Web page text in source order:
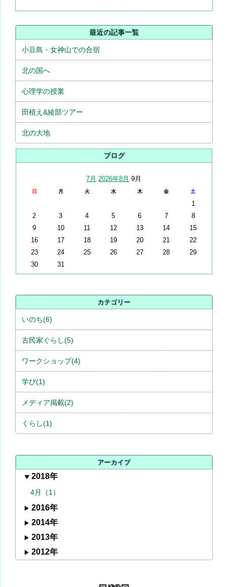
最近の記事一覧
小豆島・女神山での合宿
北の国へ
心理学の授業
田植え&綾部ツアー
北の大地
ブログ
7月 2026年8月 9月
日 月 火 水 木 金 土
1
2
3 4 5 6 7
8
9
10 11 12 13 14
15
16
17 18 19 20 21
22
23
24 25 26 27 28
29
30
31
カテゴリー
いのち(6)
古民家ぐらし(5)
ワークショップ(4)
学び(1)
メディア掲載(2)
くらし(1)
アーカイブ
2018年
4月（1）
2016年
2014年
2013年
2012年